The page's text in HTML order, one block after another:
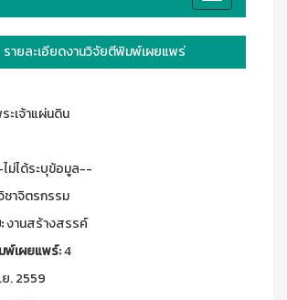
navigation
รายละเอียดงานวิจัยตีพิมพ์เผยแพร่
ะเจ้าแผ่นดิน
ม่ได้ระบุข้อมูล--
ชาจิตรกรรม
งานสร้างสรรค์
พ์เผยแพร์:4
ย. 2559